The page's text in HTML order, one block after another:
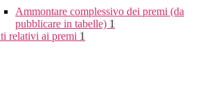
Ammontare complessivo dei premi (da
pubblicare in tabelle) 1
relativi ai premi 1